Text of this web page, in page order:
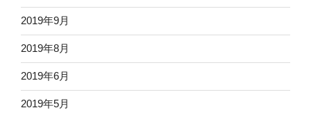
2019年9月
2019年8月
2019年6月
2019年5月